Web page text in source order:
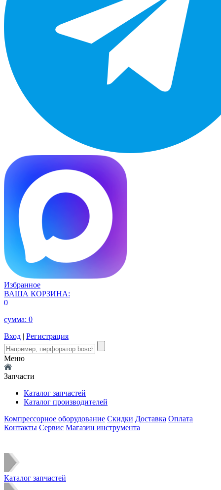
Избранное
ВАША КОРЗИНА:
0
сумма: 0
Вход | Регистрация
Меню
Запчасти
Каталог запчастей
Каталог производителей
Компрессорное оборудование Скидки Доставка Оплата
Контакты Сервис Магазин инструмента
Каталог запчастей